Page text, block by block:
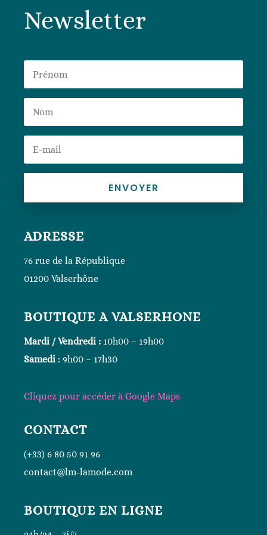
Newsletter
ENVOYER
ADRESSE
76 rue de la République
01200 Valserhône
BOUTIQUE A VALSERHONE
Mardi / Vendredi : 10h00 – 19h00
Samedi : 9h00 – 17h30
Cliquez pour accéder à Google Maps
CONTACT
(+33) 6 80 50 91 96
contact@lm-lamode.com
BOUTIQUE EN LIGNE